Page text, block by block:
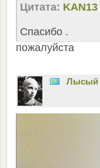
Цитата: KAN13
Спасибо .
пожалуйста
Лысый